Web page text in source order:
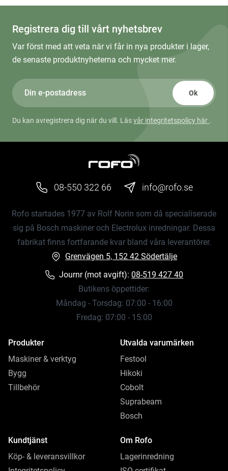
Registrera dig till vårt nyhetsbrev
Var först med att veta när vi får in nya produkter i lager,
de senaste produktnyheterna och mycket mer.
Ok
Du kan avregistrera dig när du vill. Läsvår integritetspolicy här .
08-550 322 66 info@rofo.se
Rofo startades 1977 av Rolf Norin som då specialiserade
sig på Bosch maskiner och Electrolux inredningar. Dessa
fabrikat finns fortfarande kvar bland våra leverantörer.
Grenvägen 5, 152 42 Södertälje
Journr (mot avgift): 08-519 427 40
Butikens öppettider:
Måndag - Torsdag: 07:00 - 16:00
Fredag: 07:00 - 15:00
Produkter
Maskiner & verktyg
Bygg
Tillbehör
Utvalda varumärken
Festool
Hikoki
Cobolt
Suprabeam
Bosch
Kundtjänst
Köp- & leveransvillkor
Om Rofo
Lagerinredning